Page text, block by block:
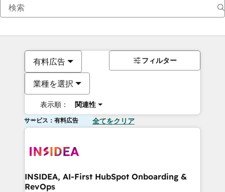
有料広告
業種を選択
表示順： 関連性
フィルター
サービス：有料広告 全てをクリア
INSIDEA, AI-First HubSpot Onboarding &
RevOps